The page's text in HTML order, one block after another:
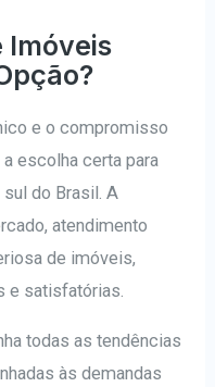
Imóveis
e o compromisso
escolha certa para
do Brasil. A
atendimento
de imóveis,
e satisfatórias.
todas as tendências
às demandas